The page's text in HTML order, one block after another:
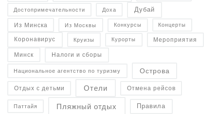
Достопримечательности Доха Дубай
Из Минска Из Москвы Конкурсы Концерты
Коронавирус Круизы Курорты Мероприятия
Минск Налоги и сборы
Национальное агентство по туризму Острова
Отдых с детьми Отели Отмена рейсов
Паттайя Пляжный отдых Правила